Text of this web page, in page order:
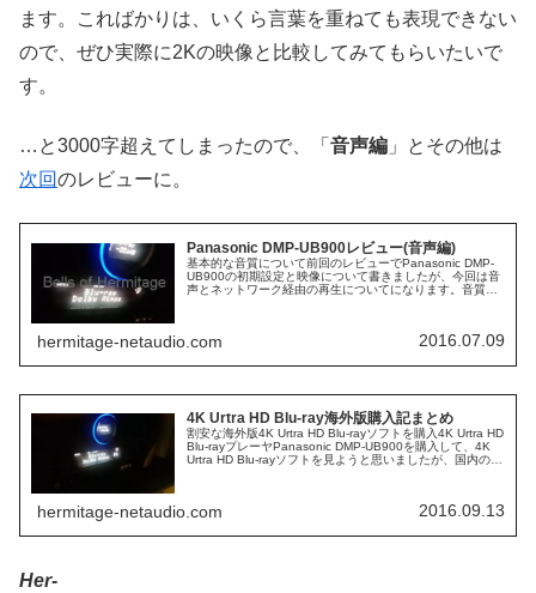
ます。こればかりは、いくら言葉を重ねても表現できない
ので、ぜひ実際に2Kの映像と比較してみてもらいたいで
す。
…と3000字超えてしまったので、「 音声編 」とその他は
次回のレビューに。
Panasonic DMP-UB900レビュー(音声編)
基本的な音質について前回のレビューでPanasonic DMP-
UB900の初期設定と映像について書きましたが、今回は音
声とネットワーク経由の再生についてになります。音質に
hermitage-netaudio.com 2016.07.09
4K Urtra HD Blu-ray海外版購入記まとめ
割安な海外版4K Urtra HD Blu-rayソフトを購入4K Urtra HD
Blu-rayプレーヤPanasonic DMP-UB900を購入して、4K
Urtra HD Blu-rayソフトを見ようと思いましたが、国内のソ
hermitage-netaudio.com 2016.09.13
Her-